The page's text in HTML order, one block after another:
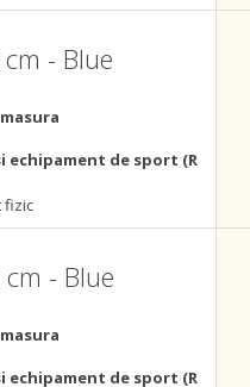
- Blue
echipament de sport (R
fizic
- Blue
echipament de sport (R